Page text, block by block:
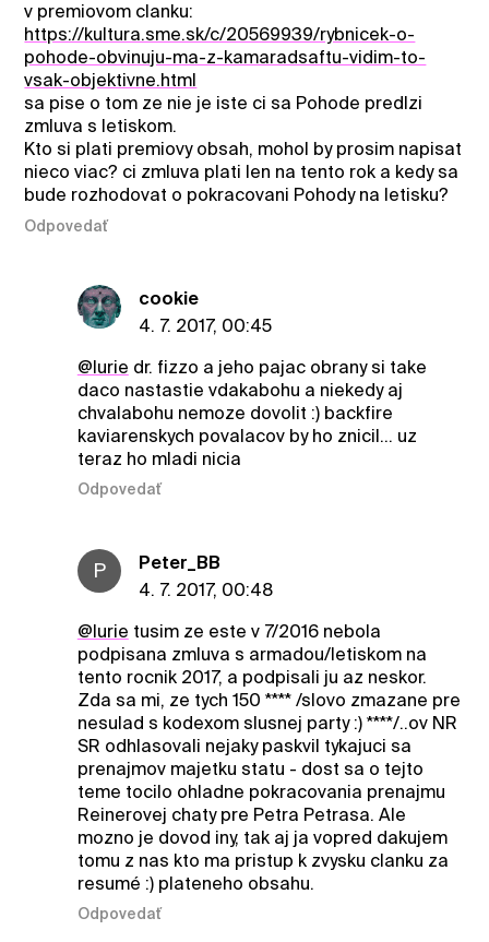
v premiovom clanku:
https://kultura.sme.sk/c/20569939/rybnicek-o-
pohode-obvinuju-ma-z-kamaradsaftu-vidim-to-
vsak-objektivne.html
sa pise o tom ze nie je iste ci sa Pohode predlzi
zmluva s letiskom.
Kto si plati premiovy obsah, mohol by prosim napisat
nieco viac? ci zmluva plati len na tento rok a kedy sa
bude rozhodovat o pokracovani Pohody na letisku?
Odpovedať
cookie
4. 7. 2017, 00:45
@lurie dr. fizzo a jeho pajac obrany si take
daco nastastie vdakabohu a niekedy aj
chvalabohu nemoze dovolit :) backfire
kaviarenskych povalacov by ho znicil... uz
teraz ho mladi nicia
Odpovedať
P
Peter_BB
4. 7. 2017, 00:48
@lurie tusim ze este v 7/2016 nebola
podpisana zmluva s armadou/letiskom na
tento rocnik 2017, a podpisali ju az neskor.
Zda sa mi, ze tych 150 **** /slovo zmazane pre
nesulad s kodexom slusnej party :) ****/..ov NR
SR odhlasovali nejaky paskvil tykajuci sa
prenajmov majetku statu - dost sa o tejto
teme tocilo ohladne pokracovania prenajmu
Reinerovej chaty pre Petra Petrasa. Ale
mozno je dovod iny, tak aj ja vopred dakujem
tomu z nas kto ma pristup k zvysku clanku za
resumé :) plateneho obsahu.
Odpovedať